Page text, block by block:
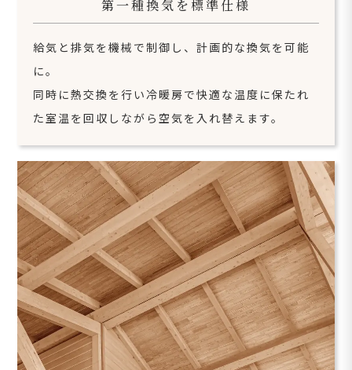
第一種換気を標準仕様
給気と排気を機械で制御し、計画的な換気を可能
に。
同時に熱交換を行い冷暖房で快適な温度に保たれ
た室温を回収しながら空気を入れ替えます。